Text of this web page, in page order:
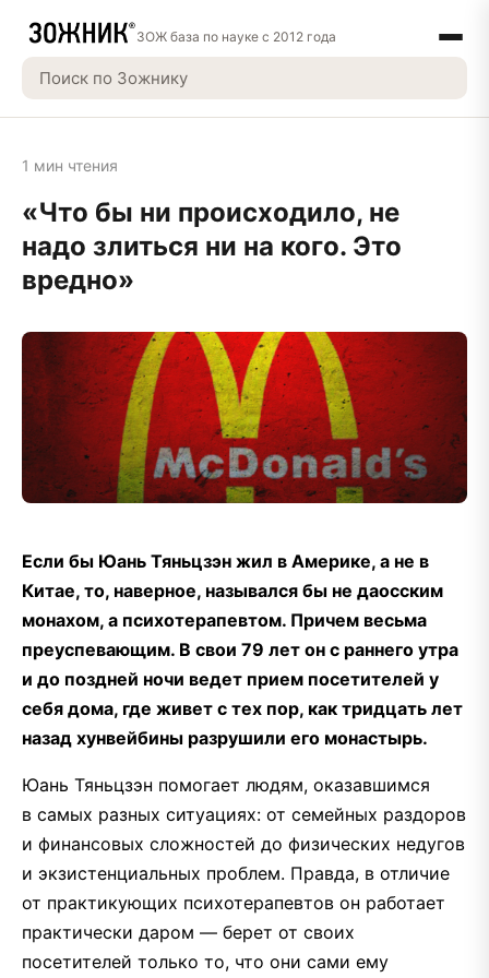
ЗОЖ база по науке с 2012 года
1 мин чтения
«Что бы ни происходило, не
надо злиться ни на кого. Это
вредно»
Если бы Юань Тяньцзэн жил в Америке, а не в
Китае, то, наверное, назывался бы не даосским
монахом, а психотерапевтом. Причем весьма
преуспевающим. В свои 79 лет он с раннего утра
и до поздней ночи ведет прием посетителей у
себя дома, где живет с тех пор, как тридцать лет
назад хунвейбины разрушили его монастырь.
Юань Тяньцзэн помогает людям, оказавшимся
в самых разных ситуациях: от семейных раздоров
и финансовых сложностей до физических недугов
и экзистенциальных проблем. Правда, в отличие
от практикующих психотерапевтов он работает
практически даром — берет от своих
посетителей только то, что они сами ему